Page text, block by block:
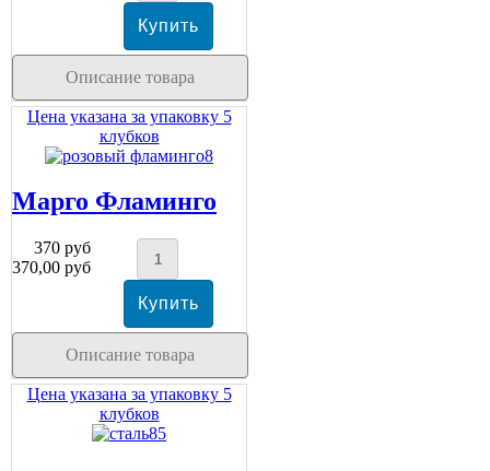
Описание товара
Цена указана за упаковку 5
клубков
Марго Фламинго
370 руб
370,00 руб
Описание товара
Цена указана за упаковку 5
клубков